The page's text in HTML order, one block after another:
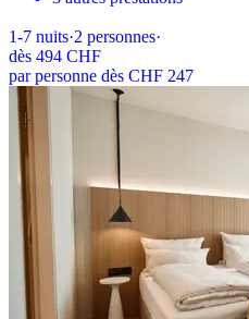
1-7 nuits·2 personnes·
dès 494 CHF
par personne dès CHF 247